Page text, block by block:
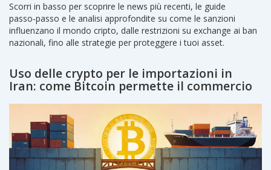
Scorri in basso per scoprire le news più recenti, le guide
passo‑passo e le analisi approfondite su come le sanzioni
influenzano il mondo cripto, dalle restrizioni su exchange ai ban
nazionali, fino alle strategie per proteggere i tuoi asset.
Uso delle crypto per le importazioni in
Iran: come Bitcoin permette il commercio